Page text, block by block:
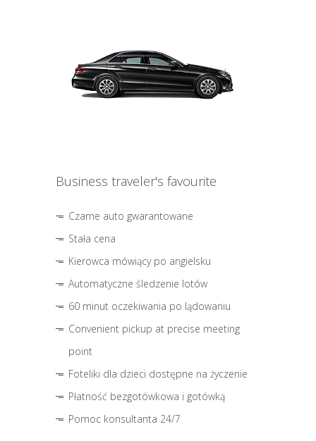
Business traveler's favourite
Czarne auto gwarantowane
Stała cena
Kierowca mówiący po angielsku
Automatyczne śledzenie lotów
60 minut oczekiwania po lądowaniu
Convenient pickup at precise meeting
point
Foteliki dla dzieci dostępne na życzenie
Płatność bezgotówkowa i gotówką
Pomoc konsultanta 24/7